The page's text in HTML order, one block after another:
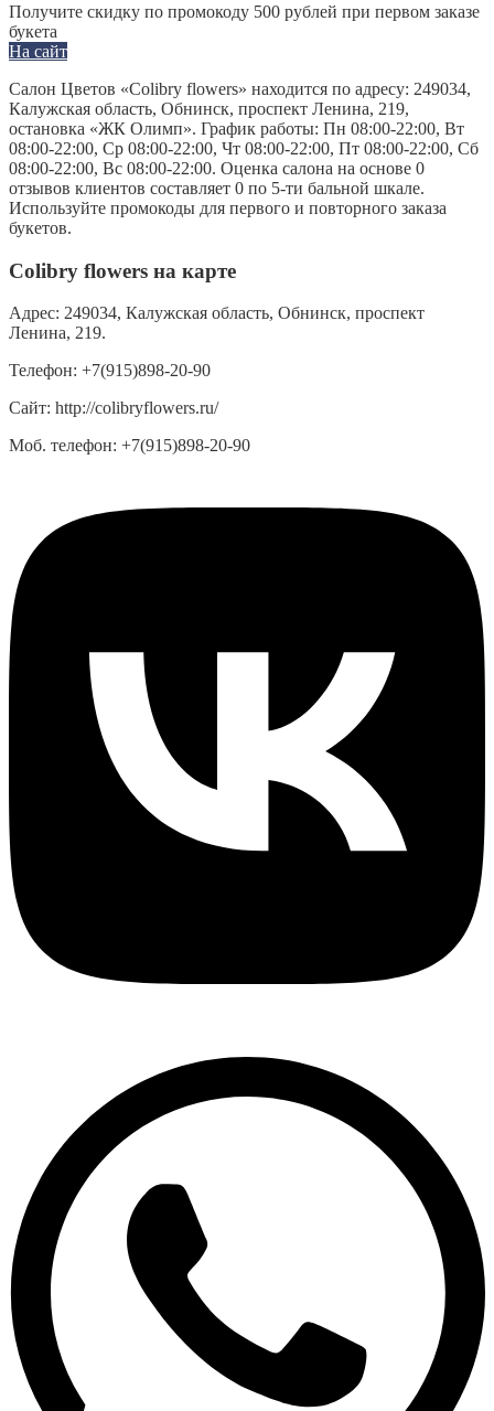
Получите скидку по промокоду 500 рублей при первом заказе
букета
На сайт
Салон Цветов «Colibry flowers» находится по адресу: 249034,
Калужская область, Обнинск, проспект Ленина, 219,
остановка «ЖК Олимп». График работы: Пн 08:00-22:00, Вт
08:00-22:00, Ср 08:00-22:00, Чт 08:00-22:00, Пт 08:00-22:00, Сб
08:00-22:00, Вс 08:00-22:00. Оценка салона на основе 0
отзывов клиентов составляет 0 по 5-ти бальной шкале.
Используйте промокоды для первого и повторного заказа
букетов.
Colibry flowers на карте
Адрес: 249034, Калужская область, Обнинск, проспект
Ленина, 219.
Телефон: +7(915)898-20-90
Сайт: http://colibryflowers.ru/
Моб. телефон: +7(915)898-20-90